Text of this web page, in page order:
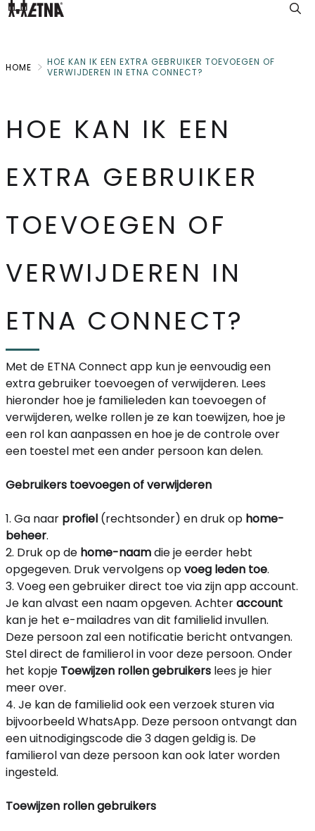
Skip
HOME
HOE KAN IK EEN EXTRA GEBRUIKER TOEVOEGEN OF
VERWIJDEREN IN ETNA CONNECT?
HOE KAN IK EEN
EXTRA GEBRUIKER
TOEVOEGEN OF
VERWIJDEREN IN
ETNA CONNECT?
Met de ETNA Connect app kun je eenvoudig een
extra gebruiker toevoegen of verwijderen. Lees
hieronder hoe je familieleden kan toevoegen of
verwijderen, welke rollen je ze kan toewijzen, hoe je
een rol kan aanpassen en hoe je de controle over
een toestel met een ander persoon kan delen.
Gebruikers toevoegen of verwijderen
1. Ga naar profiel (rechtsonder) en druk op home-
beheer.
2. Druk op de home-naamdie je eerder hebt
opgegeven. Druk vervolgens opvoeg leden toe.
3. Voeg een gebruiker direct toe via zijn app account.
Je kan alvast een naam opgeven. Achteraccount
kan je het e-mailadres van dit familielid invullen.
Deze persoon zal een notificatie bericht ontvangen.
Stel direct de familierol in voor deze persoon. Onder
het kopje Toewijzen rollen gebruikers lees je hier
meer over.
4. Je kan de familielid ook een verzoek sturen via
bijvoorbeeld WhatsApp. Deze persoon ontvangt dan
een uitnodigingscode die 3 dagen geldig is. De
familierol van deze persoon kan ook later worden
ingesteld.
Toewijzen rollen gebruikers